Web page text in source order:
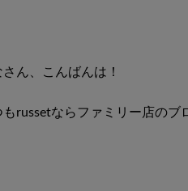
ん、こんばんは！
もrussetならファミリー店の